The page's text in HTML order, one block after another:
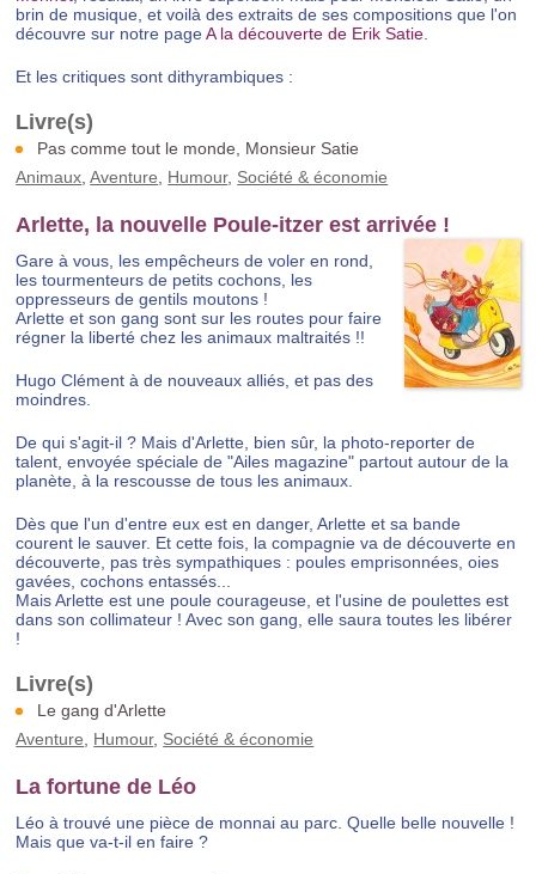
brin de musique, et voilà des extraits de ses compositions que l'on
découvre sur notre pageA la découverte de Erik Satie
Et les critiques sont dithyrambiques :
Pas comme tout le monde, Monsieur Satie
Animaux ,Aventure Humour, Société & économie
Arlette, la nouvelle Poule-itzer est arrivée !
Gare à vous, les empêcheurs de voler en rond,
les tourmenteurs de petits cochons, les
oppresseurs de gentils moutons !
Arlette et son gang sont sur les routes pour faire
régner la liberté chez les animaux maltraités !!
Hugo Clément à de nouveaux alliés, et pas des
moindres.
De qui s'agit-il ? Mais d'Arlette, bien sûr, la photo-reporter de
talent, envoyée spéciale de "Ailes magazine" partout autour de la
planète, à la rescousse de tous les animaux.
Dès que l'un d'entre eux est en danger, Arlette et sa bande
courent le sauver. Et cette fois, la compagnie va de découverte en
découverte, pas très sympathiques : poules emprisonnées, oies
gavées, cochons entassés...
Mais Arlette est une poule courageuse, et l'usine de poulettes est
dans son collimateur ! Avec son gang, elle saura toutes les libérer
!
Le gang d'Arlette
Aventure
Humour, Société & économie
La fortune de Léo
Léo à trouvé une pièce de monnai au parc. Quelle belle nouvelle !
Mais que va-t-il en faire ?